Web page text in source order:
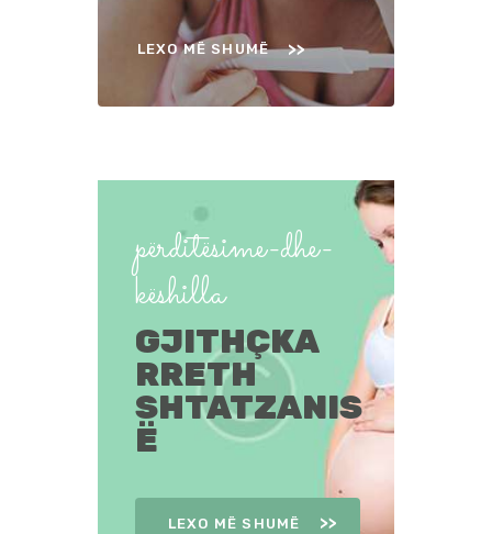
LEXO MË SHUMË
përditësime-dhe-
këshilla
GJITHÇKA
RRETH
SHTATZANIS
Ë
LEXO MË SHUMË